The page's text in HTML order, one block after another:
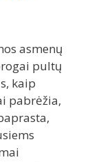
asmenų
pultų
kaip
pabrėžia,